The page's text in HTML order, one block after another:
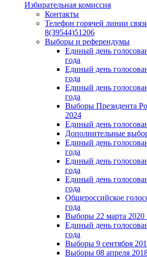
Избирательная комиссия
Контакты
Телефон горячей линии
8(39544)51206
Выборы и референдумы
Единый день
года
Единый день
года
Единый день
года
Выборы Президента
2024
Единый день
Дополнительные
Единый день
года
Единый день
года
Единый день
года
Общероссийское
года
Выборы 22 марта 2020
Единый день
года
Выборы 9 сентября
Выборы 08 апреля